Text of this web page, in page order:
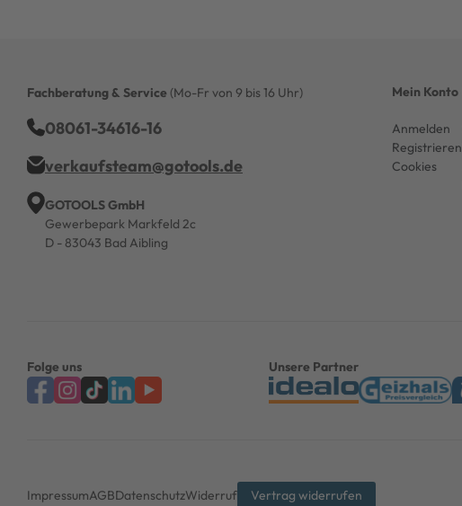
Fachberatung & Service (Mo-Fr von 9 bis 16 Uhr)
08061-34616-16
verkaufsteam@gotools.de
GOTOOLS GmbH
Gewerbepark Markfeld 2c
D - 83043 Bad Aibling
Mein Konto
Anmelden
Registrieren
Cookies
Folge uns Unsere Partner
ImpressumAGBDatenschutzWiderruf Vertrag widerrufen